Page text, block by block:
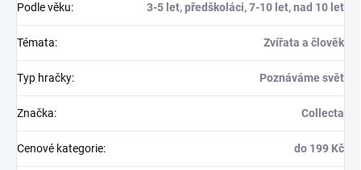
Podle věku: 3-5 let, předškoláci, 7-10 let, nad 10 let
Témata: Zvířata a člověk
Typ hračky: Poznáváme svět
Značka: Collecta
Cenové kategorie: do 199 Kč